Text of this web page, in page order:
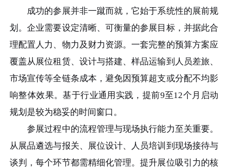
成功的参展并非一蹴而就，它始于系统性的展前规
划。企业需要设定清晰、可衡量的参展目标，并据此合
理配置人力、物力及财力资源。一套完整的预算方案应
覆盖从展位租赁、设计与搭建、样品运输到人员差旅、
市场宣传等全链条成本，避免因预算超支或分配不均影
响整体效果。基于行业通用实践，提前9至12个月启动
规划是较为稳妥的时间窗口。
参展过程中的流程管理与现场执行能力至关重要。
从展品遴选与报关、展位设计、人员培训到现场接待与
谈判，每个环节都需精细化管理。提升展位吸引力的核